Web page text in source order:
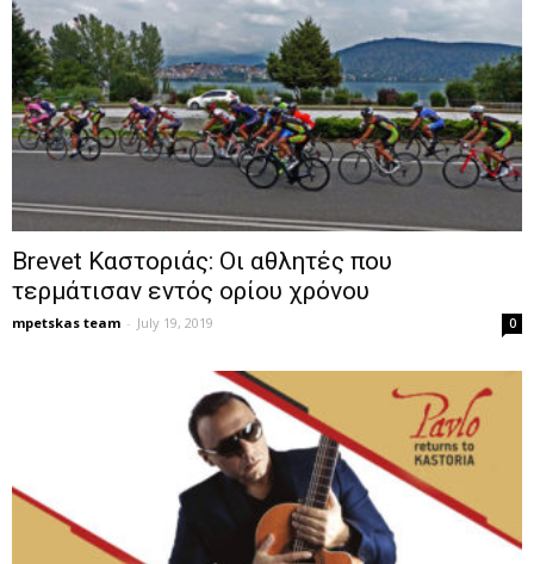
Brevet Καστοριάς: Οι αθλητές που
τερμάτισαν εντός ορίου χρόνου
mpetskas team - July 19, 2019 0